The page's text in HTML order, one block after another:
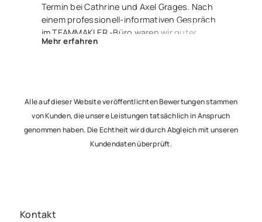
Termin bei Cathrine und Axel Grages. Nach
einem professionell-informativen Gespräch
im TEAMMAKLER -Büro waren wir guter
Dinge. Und zu recht – denn Herr Luis
Ereignisse und Aktivitäten informiert. Nur 2
Monate später saßen wir nun alle – glücklich
und zufrieden – beim Notar, um den Vertrag
zu unterzeichnen und freuen uns jetzt
schon auf die Übergabe an unsere netten
Mehr erfahren
Alle auf dieser Website veröffentlichten Bewertungen stammen
von Kunden, die unsere Leistungen tatsächlich in Anspruch
genommen haben. Die Echtheit wird durch Abgleich mit unseren
Kundendaten überprüft.
Kontakt